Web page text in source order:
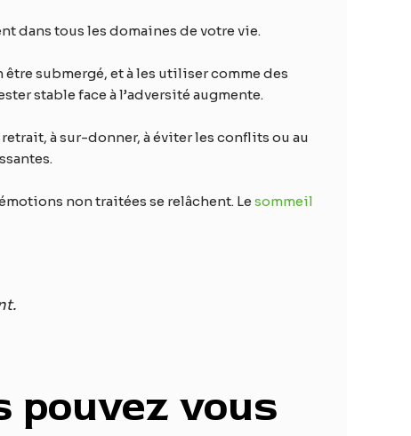
dans tous les domaines de votre vie.
submergé, et à les utiliser comme des
stable face à l’adversité augmente.
à sur-donner, à éviter les conflits ou au
non traitées se relâchent. Le sommeil
pouvez vous